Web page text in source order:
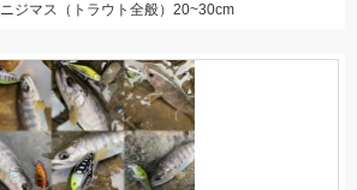
ニジマス（トラウト全般）20~30cm